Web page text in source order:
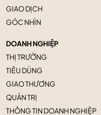
GIAO DỊCH
GÓC NHÌN
DOANH NGHIỆP
THỊ TRƯỜNG
TIÊU DÙNG
GIAO THƯƠNG
QUẢN TRỊ
THÔNG TIN DOANH NGHIỆP